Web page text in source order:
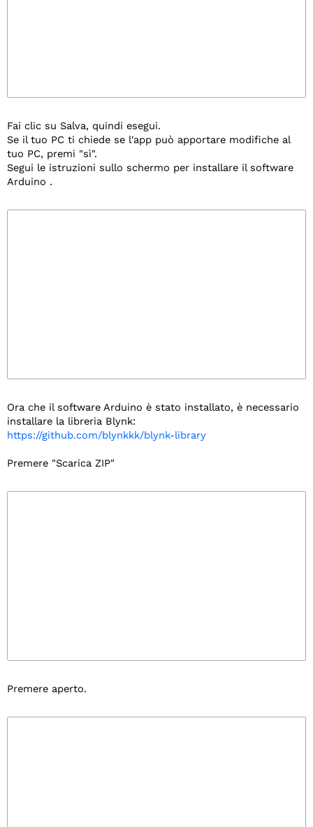
Fai clic su Salva, quindi esegui.
Se il tuo PC ti chiede se l'app può apportare modifiche al
tuo PC, premi "sì".
Segui le istruzioni sullo schermo per installare il software
Arduino .
Ora che il software Arduino è stato installato, è necessario
installare la libreria Blynk:
https://github.com/blynkkk/blynk-library
Premere "Scarica ZIP"
Premere aperto.